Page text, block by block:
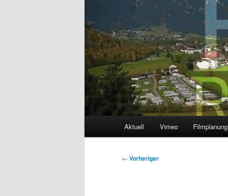
Aktuell Vimeo Filmplanung
Beitragsnavigation
← Vorheriger